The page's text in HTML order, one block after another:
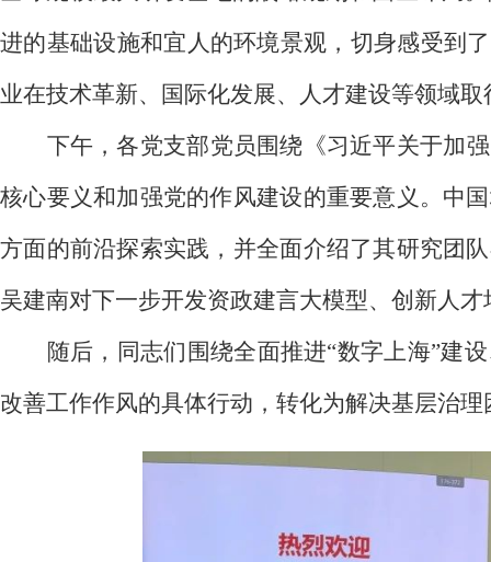
进的基础设施和宜人的环境景观，切身感受到
业在技术革新、国际化发展、人才建设等领域
下午，各党支部党员围绕《习近平关于加
核心要义和加强党的作风建设的重要意义。中
方面的前沿探索实践，并全面介绍了其研究团
吴建南对下一步开发资政建言大模型、创新人
随后，同志们围绕全面推进“数字上海”建
改善工作作风的具体行动，转化为解决基层治